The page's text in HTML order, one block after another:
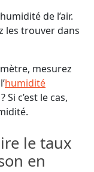
de l’air.
les trouver dans
mesurez
humidité
Si c’est le cas,
le taux
en